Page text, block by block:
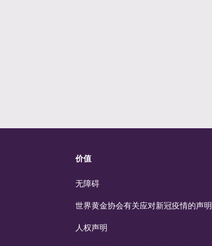
价值
无障碍
世界黄金协会有关应对新冠疫情的声明
人权声明